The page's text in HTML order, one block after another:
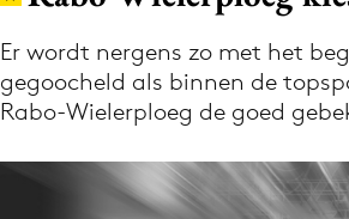
Download de app
Volg het laatste nieuws via
Nieuws app
Er wordt nergens zo met het
gegoocheld als binnen de
Rabo-Wielerploeg de goed